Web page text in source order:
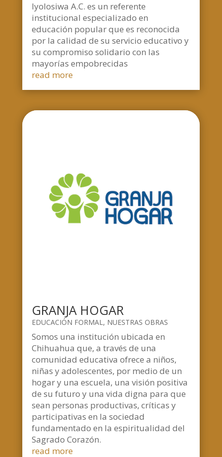
Iyolosiwa A.C. es un referente
institucional especializado en
educación popular que es reconocida
por la calidad de su servicio educativo y
su compromiso solidario con las
mayorías empobrecidas
read more
GRANJA HOGAR
EDUCACIÓN FORMAL , NUESTRAS OBRAS
Somos una institución ubicada en
Chihuahua que, a través de una
comunidad educativa ofrece a niños,
niñas y adolescentes, por medio de un
hogar y una escuela, una visión positiva
de su futuro y una vida digna para que
sean personas productivas, críticas y
participativas en la sociedad
fundamentado en la espiritualidad del
Sagrado Corazón.
read more